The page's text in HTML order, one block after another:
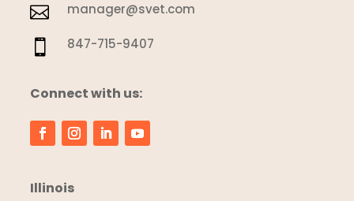
 manager@svet.com
 847-715-9407
Connect with us:
Illinois